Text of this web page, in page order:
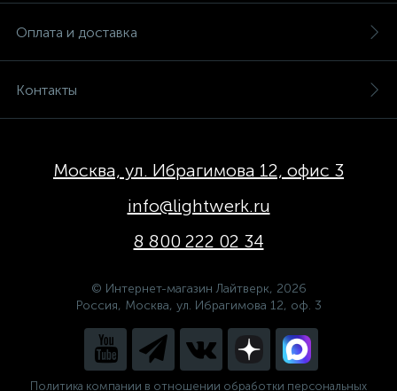
Оплата и доставка
Контакты
Москва, ул. Ибрагимова 12, офис 3
info@lightwerk.ru
8 800 222 02 34
© Интернет-магазин Лайтверк, 2026
Россия, Москва, ул. Ибрагимова 12, оф. 3
Политика компании в отношении обработки персональных